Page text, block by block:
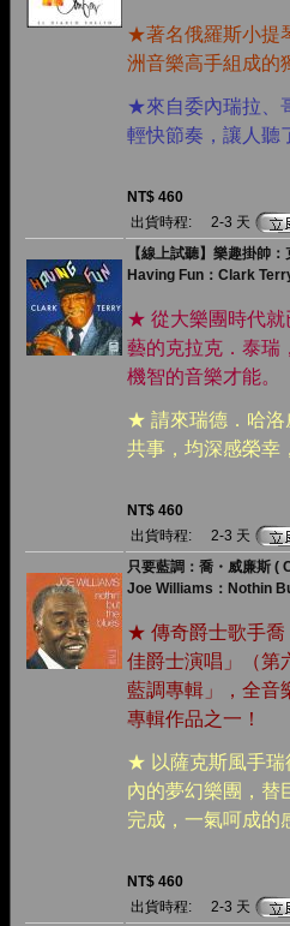
★著名俄羅斯小提
洲音樂高手組成的
★來自委內瑞拉、
輕快節奏，讓人聽
NT$ 460
出貨時程:
2-3 天
【線上試聽】樂趣掛帥
Having Fun：Clark
★ 從大樂團時代就
藝的克拉克．泰瑞
機智的音樂才能。
★ 請來瑞德．哈洛
共事，均深感榮幸
NT$ 460
出貨時程:
2-3 天
只要藍調：喬・威廉斯 (
Joe Williams：Nothin
★ 傳奇爵士歌手喬
佳爵士演唱」（第
藍調專輯」，全音
專輯作品之一！
★ 以薩克斯風手瑞
內的夢幻樂團，替
完成，一氣呵成的
NT$ 460
出貨時程:
2-3 天